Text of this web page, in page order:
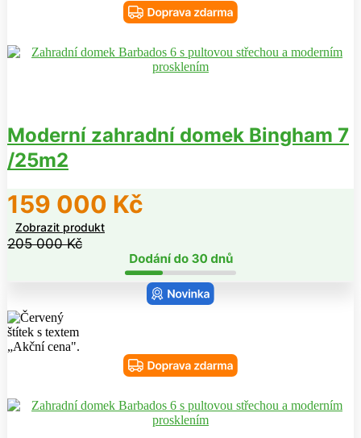
Moderní zahradní domek Bingham 7
/25m2
159 000 Kč
Zobrazit produkt
205 000Kč